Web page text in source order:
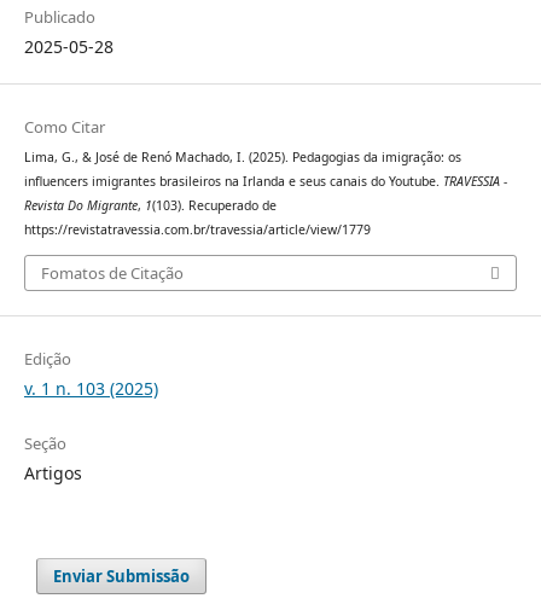
Publicado
2025-05-28
Como Citar
Lima, G., & José de Renó Machado, I. (2025). Pedagogias da imigração: os
influencers imigrantes brasileiros na Irlanda e seus canais do Youtube. TRAVESSIA -
Revista Do Migrante, 1(103). Recuperado de
https://revistatravessia.com.br/travessia/article/view/1779
Fomatos de Citação
Edição
v. 1 n. 103 (2025)
Seção
Artigos
Enviar Submissão